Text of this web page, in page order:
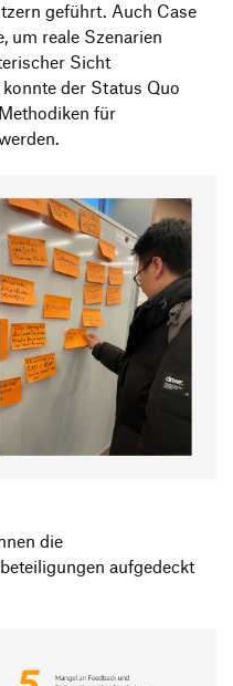
geführt. Auch Case
um reale Szenarien
Sicht
der Status Quo
für
die
aufgedeckt